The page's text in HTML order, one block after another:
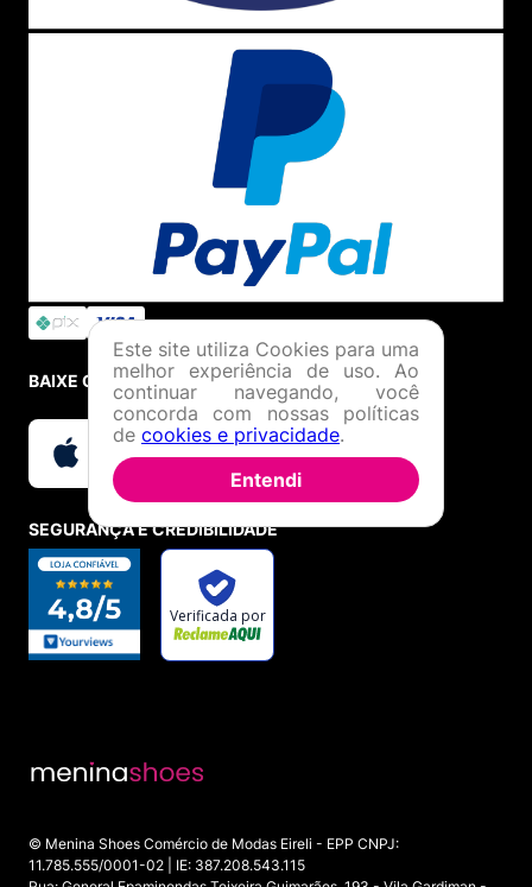
BAIXE O APP
SEGURANÇA E CREDIBILIDADE
© Menina Shoes Comércio de Modas Eireli - EPP CNPJ:
11.785.555/0001-02 | IE: 387.208.543.115
Este site utiliza Cookies para uma
melhor experiência de uso. Ao
continuar navegando, você
concorda com nossas políticas
de cookies e privacidade.
Entendi